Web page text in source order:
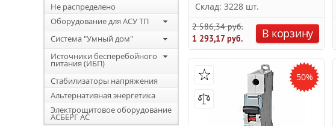
Не распределено
Оборудование для АСУ ТП
Система "Умный дом"
Источники бесперебойного
питания (ИБП)
Стабилизаторы напряжения
Альтернативная энергетика
Электрощитовое оборудование
АСБЕРГ АС
Склад: 3228 шт.
2 586,34 руб.
1 293,17 руб.
В корзину
50%